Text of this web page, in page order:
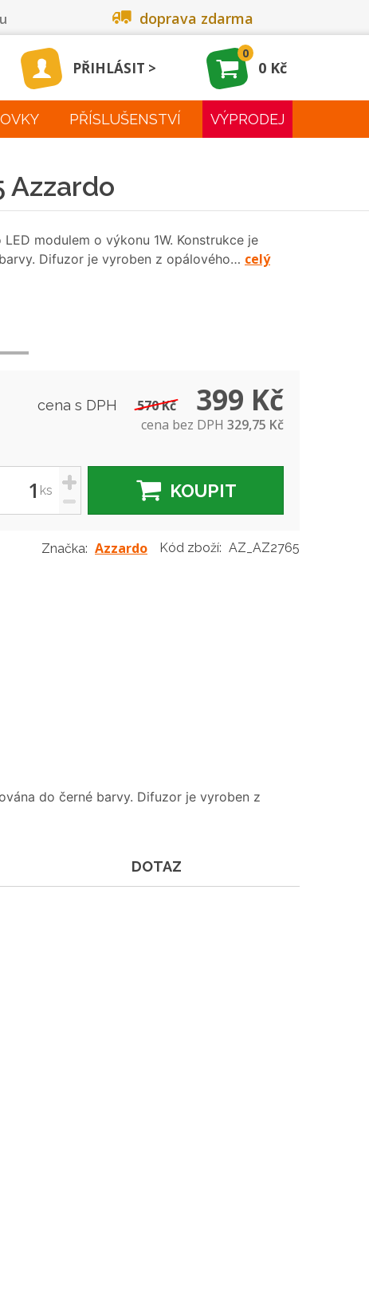
doprava zdarma
PŘIHLÁSIT
0
0 Kč
PŘÍSLUŠENSTVÍ VÝPRODEJ
Azzardo
modulem o výkonu 1W. Konstrukce je
Difuzor je vyroben z opálového… celý
cena s DPH 570 Kč 399 Kč
cena bez DPH 329,75 Kč
ks
+
-
KOUPIT
Značka: Azzardo Kód zboží: AZ_AZ2765
do černé barvy. Difuzor je vyroben z
DOTAZ